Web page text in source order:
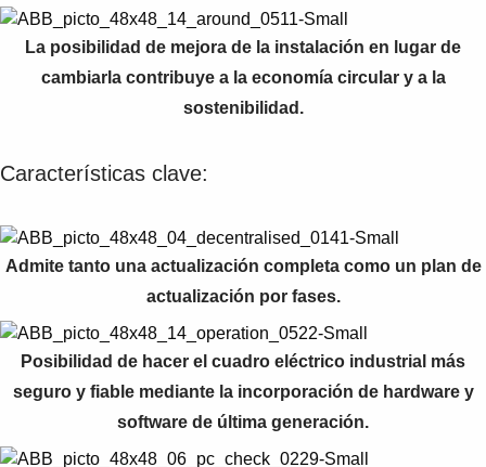
La posibilidad de mejora de la instalación en lugar de
cambiarla contribuye a la economía circular y a la
sostenibilidad.
Características clave:
Admite tanto una actualización completa como un plan de
actualización por fases.
Posibilidad de hacer el cuadro eléctrico industrial más
seguro y fiable mediante la incorporación de hardware y
software de última generación.